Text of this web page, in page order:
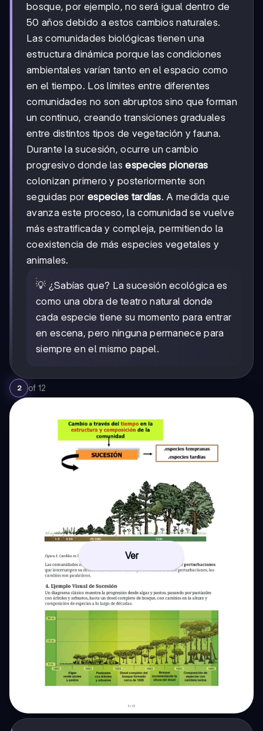
bosque, por ejemplo, no será igual dentro de
50 años debido a estos cambios naturales.
Las comunidades biológicas tienen una
estructura dinámica porque las condiciones
ambientales varían tanto en el espacio como
en el tiempo. Los límites entre diferentes
comunidades no son abruptos sino que forman
un continuo, creando transiciones graduales
entre distintos tipos de vegetación y fauna.
Durante la sucesión, ocurre un cambio
progresivo donde lasespecies pioneras
colonizan primero y posteriormente son
seguidas por especies tardías. A medida que
avanza este proceso, la comunidad se vuelve
más estratificada y compleja, permitiendo la
coexistencia de más especies vegetales y
animales.
💡 ¿Sabías que? La sucesión ecológica es
como una obra de teatro natural donde
cada especie tiene su momento para entrar
en escena, pero ninguna permanece para
siempre en el mismo papel.
2 of 12
Ver